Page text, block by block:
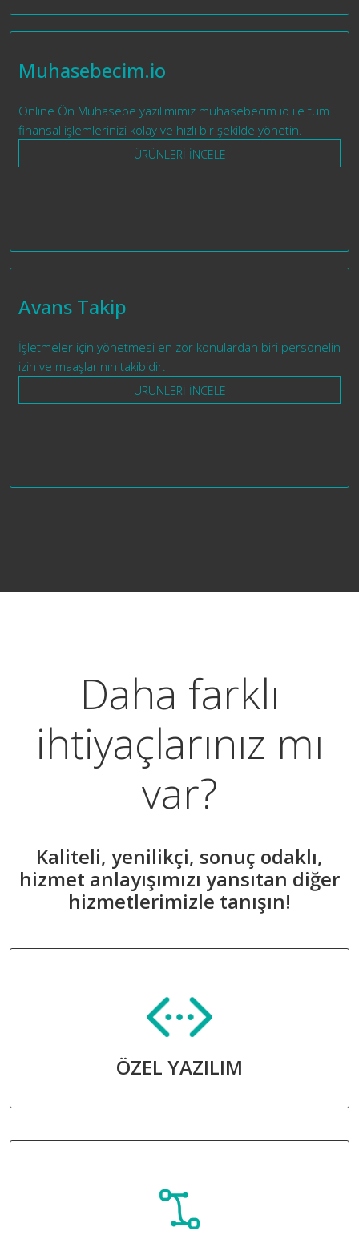
Muhasebecim.io
Online Ön Muhasebe yazılımımız muhasebecim.io ile tüm
finansal işlemlerinizi kolay ve hızlı bir şekilde yönetin.
ÜRÜNLERİ İNCELE
Avans Takip
İşletmeler için yönetmesi en zor konulardan biri personelin
izin ve maaşlarının takibidir.
ÜRÜNLERİ İNCELE
Daha farklı
ihtiyaçlarınız mı
var?
Kaliteli, yenilikçi, sonuç odaklı,
hizmet anlayışımızı yansıtan diğer
hizmetlerimizle tanışın!
ÖZEL YAZILIM